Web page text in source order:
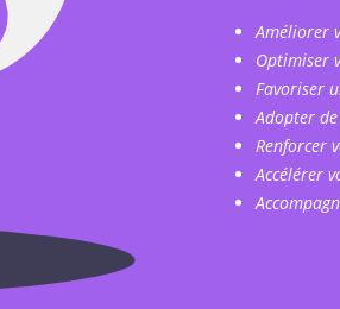
Améliorer
Optimiser
Favoriser
Adopter
Renforcer
Accélérer